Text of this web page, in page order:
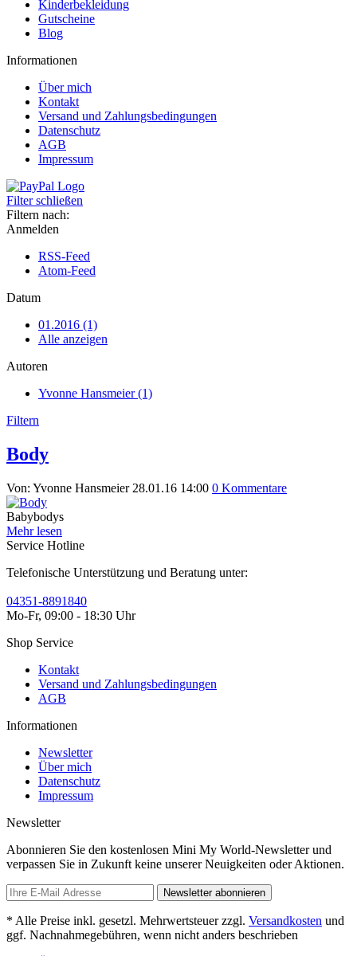
Kinderbekleidung
Gutscheine
Blog
Informationen
Über mich
Kontakt
Versand und Zahlungsbedingungen
Datenschutz
AGB
Impressum
Filter schließen
Filtern nach:
Anmelden
RSS-Feed
Atom-Feed
Datum
01.2016 (1)
Alle anzeigen
Autoren
Yvonne Hansmeier (1)
Filtern
Body
Von: Yvonne Hansmeier 28.01.16 14:00 0 Kommentare
Babybodys
Mehr lesen
Service Hotline
Telefonische Unterstützung und Beratung unter:
04351-8891840
Mo-Fr, 09:00 - 18:30 Uhr
Shop Service
Kontakt
Versand und Zahlungsbedingungen
AGB
Informationen
Newsletter
Über mich
Datenschutz
Impressum
Newsletter
Abonnieren Sie den kostenlosen Mini My World-Newsletter und
verpassen Sie in Zukunft keine unserer Neuigkeiten oder Aktionen.
Newsletter abonnieren
* Alle Preise inkl. gesetzl. Mehrwertsteuer zzgl. Versandkosten und
ggf. Nachnahmegebühren, wenn nicht anders beschrieben